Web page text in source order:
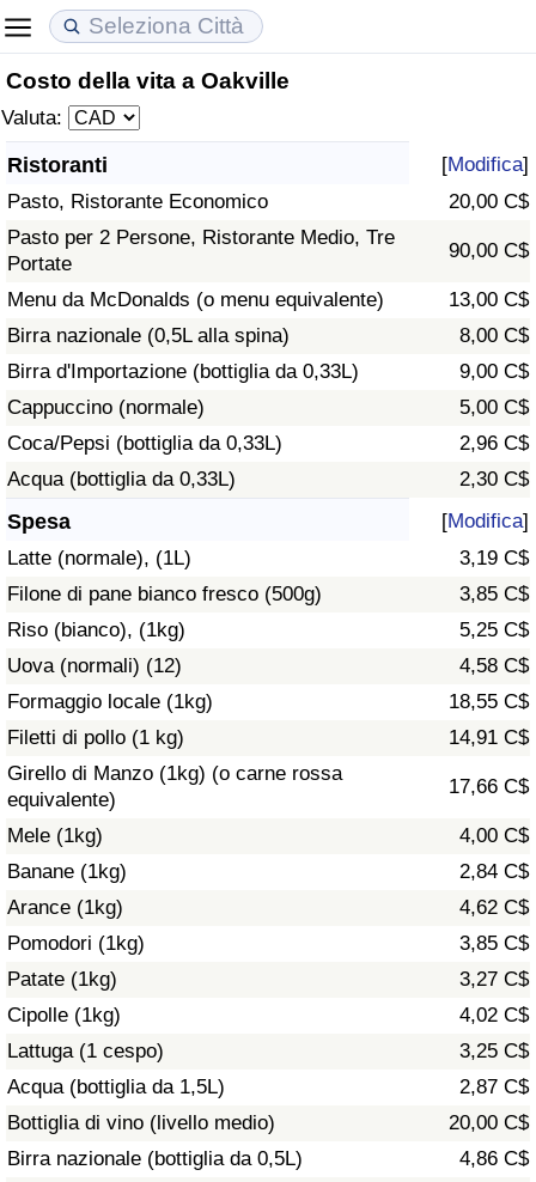
Costo della vita a Oakville
Valuta:
Ristoranti [Modifica]
Pasto, Ristorante Economico
20,00 C$
Pasto per 2 Persone, Ristorante Medio, Tre
Portate
90,00 C$
Menu da McDonalds (o menu equivalente)
13,00 C$
Birra nazionale (0,5L alla spina)
8,00 C$
Birra d'Importazione (bottiglia da 0,33L)
9,00 C$
Cappuccino (normale)
5,00 C$
Coca/Pepsi (bottiglia da 0,33L)
2,96 C$
Acqua (bottiglia da 0,33L)
2,30 C$
Spesa [Modifica]
Latte (normale), (1L)
3,19 C$
Filone di pane bianco fresco (500g)
3,85 C$
Riso (bianco), (1kg)
5,25 C$
Uova (normali) (12)
4,58 C$
Formaggio locale (1kg)
18,55 C$
Filetti di pollo (1 kg)
14,91 C$
Girello di Manzo (1kg) (o carne rossa
equivalente)
17,66 C$
Mele (1kg)
4,00 C$
Banane (1kg)
2,84 C$
Arance (1kg)
4,62 C$
Pomodori (1kg)
3,85 C$
Patate (1kg)
3,27 C$
Cipolle (1kg)
4,02 C$
Lattuga (1 cespo)
3,25 C$
Acqua (bottiglia da 1,5L)
2,87 C$
Bottiglia di vino (livello medio)
20,00 C$
Birra nazionale (bottiglia da 0,5L)
4,86 C$
Costo della vita
Indice Del Costo Della Vita (corrente)
Indice Del Costo Della Vita
Indice del Costo della Vita per Nazione
ad Aqaba
Prezzi degli immobili
Indice del Prezzo delle Case (Corrente)
Indice del Prezzo delle Case
Indice del Prezzo delle Case per Nazione
Qualità della Vita
Indice della Qualità della Vita
Indice della Qualità della Vita (Corrente)
Indice della qualità della vita per Paese
Criminalità
Indice del Tasso di Criminalità (Corrente)
Indice della Criminalità
Indice di criminalità per paese
Indice dell’Assistenza Sanitaria (Corrente)
Indice dell’Assistenza Sanitaria
Indice dell’Assistenza Sanitaria per
Nazione
Inquinamento
Indice dell’Inquinamento (Corrente)
Indice di inquinamento
Indice dell’Inquinamento per Nazione
Traffico
Indice del Traffico